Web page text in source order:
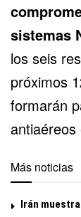
sistemas
los seis
próximos
formarán
Más noticias
Irán muestra